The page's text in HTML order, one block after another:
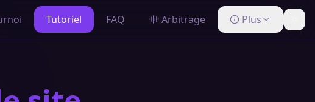
Tutoriel FAQ Arbitrage Plus